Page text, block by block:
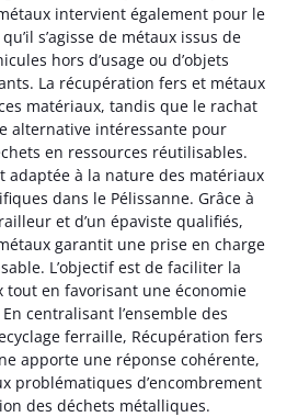
intervient également pour le
s’agisse de métaux issus de
hors d’usage ou d’objets
La récupération fers et métaux
matériaux, tandis que le rachat
alternative intéressante pour
en ressources réutilisables.
adaptée à la nature des matériaux
dans le Pélissanne. Grâce à
et d’un épaviste qualifiés,
garantit une prise en charge
L’objectif est de faciliter la
tout en favorisant une économie
centralisant l’ensemble des
ferraille, Récupération fers
apporte une réponse cohérente,
problématiques d’encombrement
des déchets métalliques.